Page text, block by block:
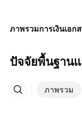
ภาพรวมการเงินเอก
ปัจจัยพื้นฐาน
ภาพรวม
เพิ่มเติม